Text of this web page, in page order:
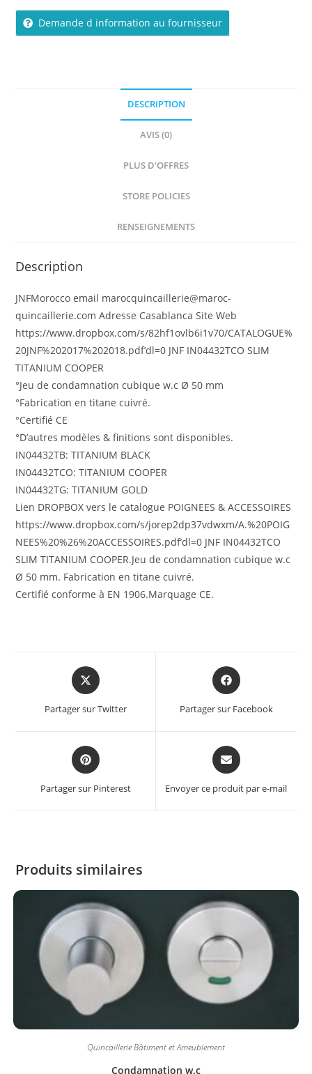
Demande d information au fournisseur
DESCRIPTION
AVIS (0)
PLUS D'OFFRES
STORE POLICIES
RENSEIGNEMENTS
Description
JNFMorocco email marocquincaillerie@maroc-
quincaillerie.com Adresse Casablanca Site Web
https://www.dropbox.com/s/82hf1ovlb6i1v70/CATALOGUE%
20JNF%202017%202018.pdf’dl=0 JNF IN04432TCO SLIM
TITANIUM COOPER
°Jeu de condamnation cubique w.c Ø 50 mm
°Fabrication en titane cuivré.
°Certifié CE
°D’autres modèles & finitions sont disponibles.
IN04432TB: TITANIUM BLACK
IN04432TCO: TITANIUM COOPER
IN04432TG: TITANIUM GOLD
Lien DROPBOX vers le catalogue POIGNEES & ACCESSOIRES
https://www.dropbox.com/s/jorep2dp37vdwxm/A.%20POIG
NEES%20%26%20ACCESSOIRES.pdf’dl=0 JNF IN04432TCO
SLIM TITANIUM COOPER.Jeu de condamnation cubique w.c
Ø 50 mm. Fabrication en titane cuivré.
Certifié conforme à EN 1906.Marquage CE.
Partager sur Twitter Partager sur Facebook
Partager sur Pinterest Envoyer ce produit par e-mail
Produits similaires
Quincaillerie Bâtiment et Ameublement
Condamnation w.c